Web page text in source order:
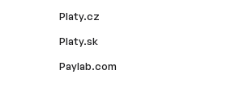
Platy.cz
Platy.sk
Paylab.com